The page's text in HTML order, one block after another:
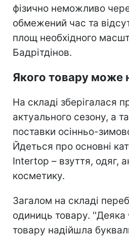
фізично неможливо
обмежений час та
площ необхідного
Бадрітдінов.
Якого товару може
На складі зберігалася
актуального сезону, а
поставки осінньо-
Йдеться про основні
Intertop – взуття, одяг,
косметику.
Загалом на складі
одиниць товару. ''Деяка
товару надійшла